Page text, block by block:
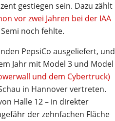
gestiegen sein. Dazu zählt
vor zwei Jahren bei der IAA
noch fehlte.
PepsiCo ausgeliefert, und
Jahr mit Model 3 und Model
und dem Cybertruck)
in Hannover vertreten.
Halle 12 – in direkter
der zehnfachen Fläche